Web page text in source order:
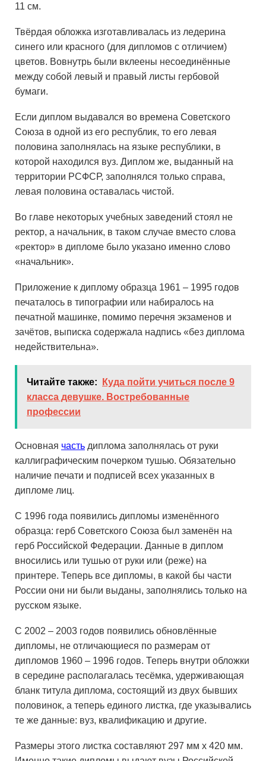
11 см.
Твёрдая обложка изготавливалась из ледерина
синего или красного (для дипломов с отличием)
цветов. Вовнутрь были вклеены несоединённые
между собой левый и правый листы гербовой
бумаги.
Если диплом выдавался во времена Советского
Союза в одной из его республик, то его левая
половина заполнялась на языке республики, в
которой находился вуз. Диплом же, выданный на
территории РСФСР, заполнялся только справа,
левая половина оставалась чистой.
Во главе некоторых учебных заведений стоял не
ректор, а начальник, в таком случае вместо слова
«ректор» в дипломе было указано именно слово
«начальник».
Приложение к диплому образца 1961 – 1995 годов
печаталось в типографии или набиралось на
печатной машинке, помимо перечня экзаменов и
зачётов, выписка содержала надпись «без диплома
недействительна».
Читайте также:
Куда пойти учиться после 9
класса девушке. Востребованные
профессии
Основная часть диплома заполнялась от руки
каллиграфическим почерком тушью. Обязательно
наличие печати и подписей всех указанных в
дипломе лиц.
С 1996 года появились дипломы изменённого
образца: герб Советского Союза был заменён на
герб Российской Федерации. Данные в диплом
вносились или тушью от руки или (реже) на
принтере. Теперь все дипломы, в какой бы части
России они ни были выданы, заполнялись только на
русском языке.
С 2002 – 2003 годов появились обновлённые
дипломы, не отличающиеся по размерам от
дипломов 1960 – 1996 годов. Теперь внутри обложки
в середине располагалась тесёмка, удерживающая
бланк титула диплома, состоящий из двух бывших
половинок, а теперь единого листка, где указывались
те же данные: вуз, квалификацию и другие.
Размеры этого листка составляют 297 мм x 420 мм.